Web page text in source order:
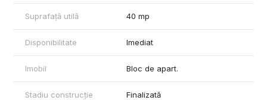
investitie.Desi nu dispune de parcare proprie cu abonament, in
zona se gasesc locuri de parcare.Pentru informatii
suplimentare, programarea unei vizionari sau pentru a afla
oferta noastra completa va stam la dispozitie.
Suprafață utilă 40 mp
Disponibilitate Imediat
Imobil Bloc de apart.
Stadiu construcție Finalizată